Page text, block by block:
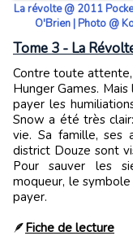
La révolte @ 2011
O'Brien | Photo @
Tome 3 - La
Contre toute attente, Katniss a survécu une seconde fois aux
Hunger Games.
payer les
Snow a été très
vie. Sa famille, ses
district Douze sont
Pour sauver les
moqueur, le
payer.
🪶Fiche de lecture